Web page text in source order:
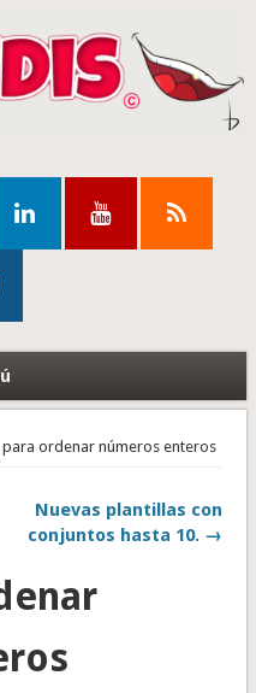
para ordenar números enteros
Nuevas plantillas con
conjuntos hasta 10. →